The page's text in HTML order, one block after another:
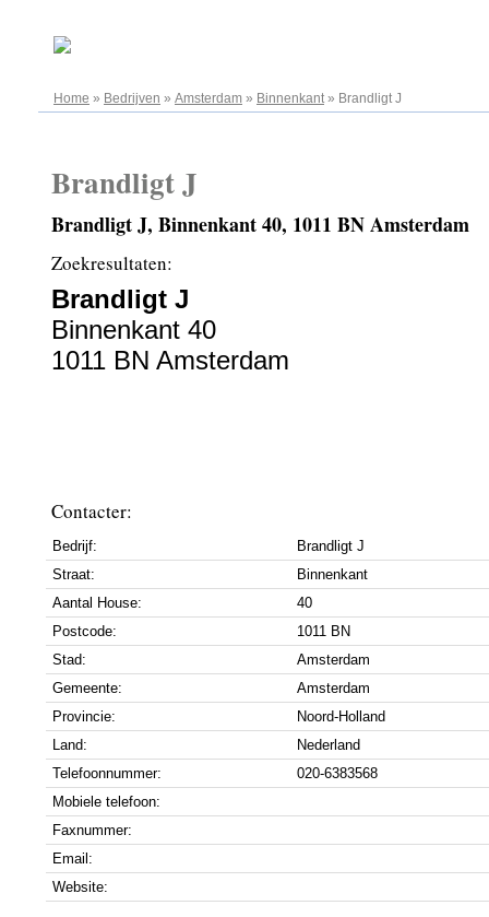
Home » Bedrijven » Amsterdam » Binnenkant» Brandligt J
Brandligt J
Brandligt J, Binnenkant 40, 1011 BN Amsterdam
Zoekresultaten:
Brandligt J
Binnenkant 40
1011 BN Amsterdam
Contacter:
Bedrijf:
Brandligt J
Straat:
Binnenkant
Aantal House:
40
Postcode:
1011 BN
Stad:
Amsterdam
Gemeente:
Amsterdam
Provincie:
Noord-Holland
Land:
Nederland
Telefoonnummer:
020-6383568
Mobiele telefoon:
Faxnummer:
Email:
Website: